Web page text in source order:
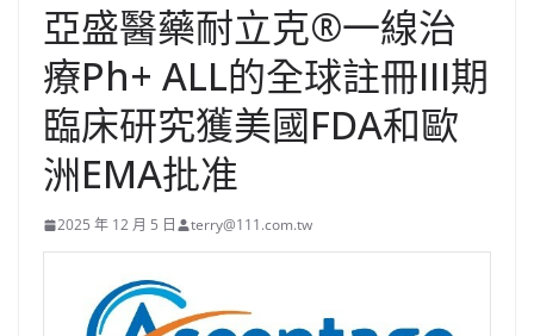
亞盛醫藥耐立克®一線治
療Ph+ ALL的全球註冊III期
臨床研究獲美國FDA和歐
洲EMA批准
2025 年 12 月 5 日 terry@111.com.tw